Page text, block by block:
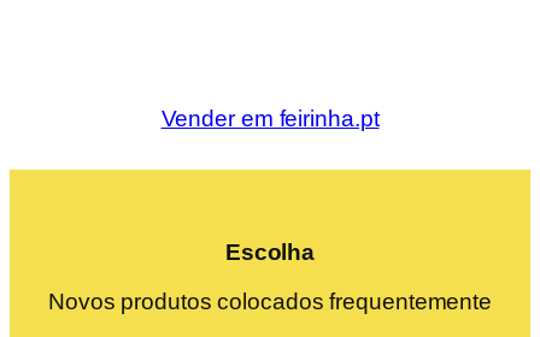
Vender em feirinha.pt
Escolha
Novos produtos colocados frequentemente